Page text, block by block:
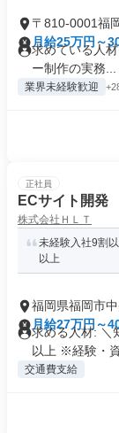
〒810-0001福
月給25万円～
求めている人
ー制作の実務...
業界未経験歓迎
正社員
ECサイト開発
株式会社ＨＬＴ
未経験入社9割
以上
福岡県福岡市
月給27万円～
求める人材: ＼
以上 ※経験・資
交通費支給